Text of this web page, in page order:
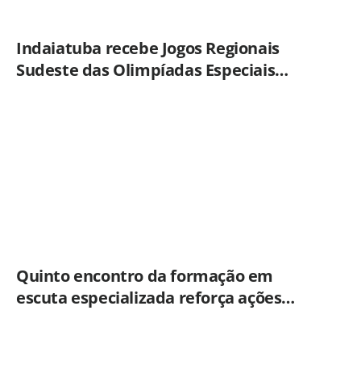
Indaiatuba recebe Jogos Regionais
Sudeste das Olimpíadas Especiais
Quinto encontro da formação em
escuta especializada reforça ações